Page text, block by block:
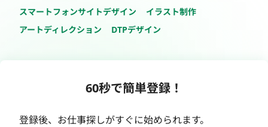
スマートフォンサイトデザイン
イラスト制作
アートディレクション
DTPデザイン
60秒で簡単登録！
登録後、お仕事探しがすぐに始められます。